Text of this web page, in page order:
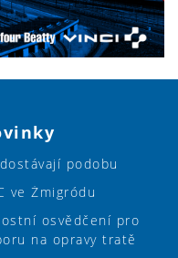
podobu
ve Żmigródu
osvědčení pro
na opravy tratě